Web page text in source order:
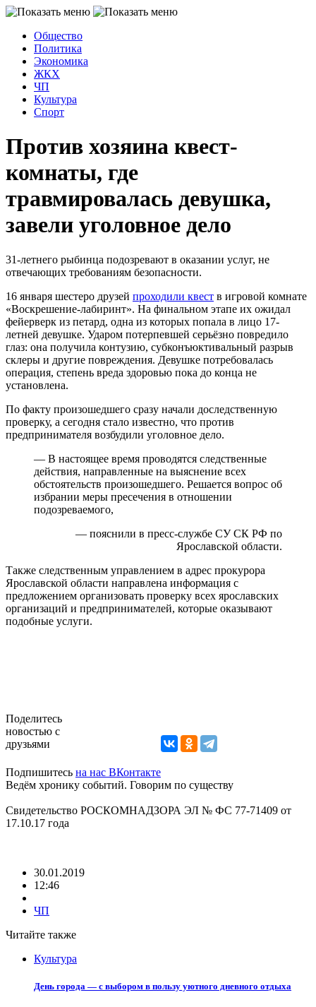
Общество
Политика
Экономика
ЖКХ
ЧП
Культура
Спорт
Против хозяина квест-
комнаты, где
травмировалась девушка,
завели уголовное дело
31-летнего рыбинца подозревают в оказании услуг, не
отвечающих требованиям безопасности.
16 января шестеро друзей проходили квест в игровой комнате
«Воскрешение-лабиринт». На финальном этапе их ожидал
фейерверк из петард, одна из которых попала в лицо 17-
летней девушке. Ударом потерпевшей серьёзно повредило
глаз: она получила контузию, субконъюктивальный разрыв
склеры и другие повреждения. Девушке потребовалась
операция, степень вреда здоровью пока до конца не
установлена.
По факту произошедшего сразу начали доследственную
проверку, а сегодня стало известно, что против
предпринимателя возбудили уголовное дело.
— В настоящее время проводятся следственные
действия, направленные на выяснение всех
обстоятельств произошедшего. Решается вопрос об
избрании меры пресечения в отношении
подозреваемого,
— пояснили в пресс-службе СУ СК РФ по
Ярославской области.
Также следственным управлением в адрес прокурора
Ярославской области направлена информация с
предложением организовать проверку всех ярославских
организаций и предпринимателей, которые оказывают
подобные услуги.
Поделитесь
новостью с
друзьями
Подпишитесь на нас ВКонтакте
Ведём хронику событий. Говорим по существу
Свидетельство РОСКОМНАДЗОРА ЭЛ № ФС 77-71409 от
17.10.17 года
30.01.2019
12:46
ЧП
Читайте также
Культура
День города — с выбором в пользу уютного дневного отдыха